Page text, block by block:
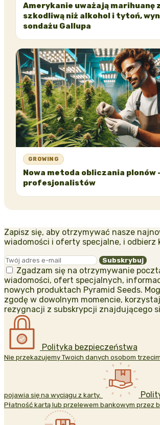
Amerykanie uważają marihuanę
szkodliwą niż alkohol i tytoń,
sondażu Gallupa
GROWING
Nowa metoda obliczania plonów
profesjonalistów
Zapisz się, aby otrzymywać nasze
wiadomości i oferty specjalne, i odbierz
Zgadzam się na otrzymywanie
wiadomości, ofert specjalnych,
nowych produktach Pyramid Seeds.
zgodę w dowolnym momencie,
rezygnacji z subskrypcji znajdującego
Polityka bezpieczeństwa
Nie przekazujemy Twoich danych osobom
pojawia się na wyciągu z karty.
Płatność kartą lub przelewem bankowym przez